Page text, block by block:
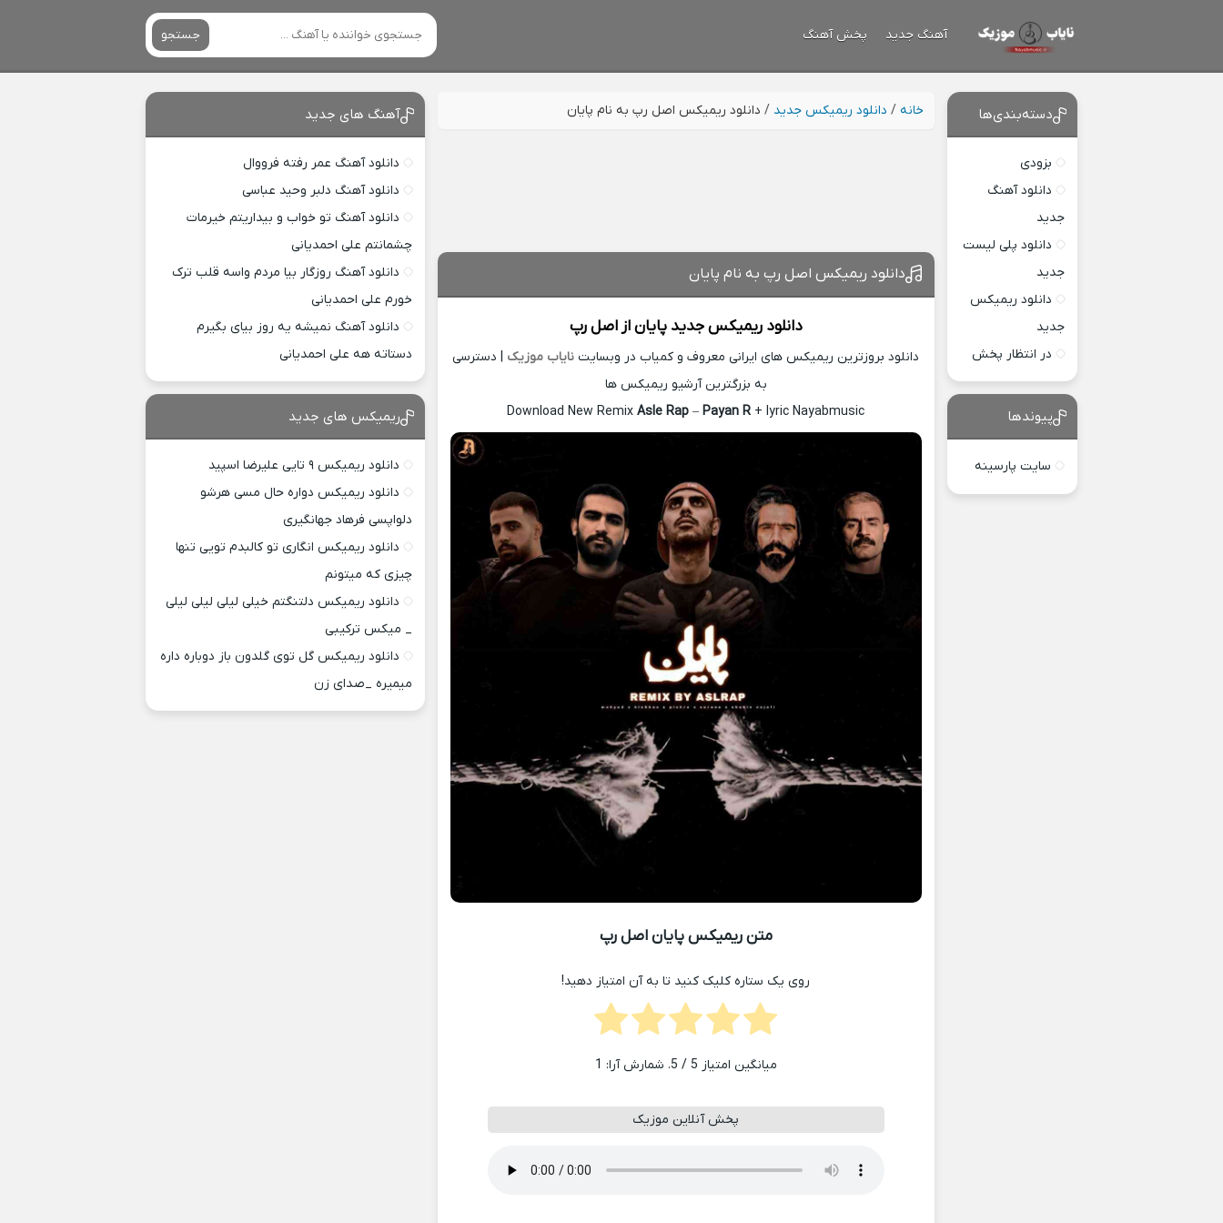
آهنگ جدید پخش آهنگ جستجو
خانه / دانلود ریمیکس جدید / دانلود ریمیکس اصل رپ به نام پایان
دانلود ریمیکس اصل رپ به نام پایان
دانلود ریمیکس جدید پایان ازاصل رپ
دانلود بروزترین ریمیکس های ایرانی معروف و کمیاب در وبسایت نایاب موزیک | دسترسی
به بزرگترین آرشیو ریمیکس ها
Download New RemixAsle Rap –Payan R + lyric Nayabmusic
متن ریمیکس پایان اصل رپ
روی یک ستاره کلیک کنید تا به آن امتیاز دهید!
میانگین امتیاز 5 / 5. شمارش آرا: 1
پخش آنلاین موزیک
دسته‌بندی‌ها
بزودی
دانلود آهنگ
جدید
دانلود پلی لیست
جدید
دانلود ریمیکس
جدید
در انتظار پخش
پیوندها
سایت پارسینه
آهنگ های جدید
دانلود آهنگ عمر رفته فرووال
دانلود آهنگ دلبر وحید عباسی
دانلود آهنگ تو خواب و بیداریتم خیرمات
چشمانتم علی احمدیانی
دانلود آهنگ روزگار بیا مردم واسه قلب ترک
خورم علی احمدیانی
دانلود آهنگ نمیشه یه روز بیای بگیرم
دستاته هه علی احمدیانی
ریمیکس های جدید
دانلود ریمیکس ۹ تایی علیرضا اسپید
دانلود ریمیکس دواره حال مسی هرشو
دلواپسی فرهاد جهانگیری
دانلود ریمیکس انگاری تو کالبدم تویی تنها
چیزی که میتونم
دانلود ریمیکس دلتنگتم خیلی لیلی لیلی لیلی
_ میکس ترکیبی
دانلود ریمیکس گل توی گلدون باز دوباره داره
میمیره _صدای زن